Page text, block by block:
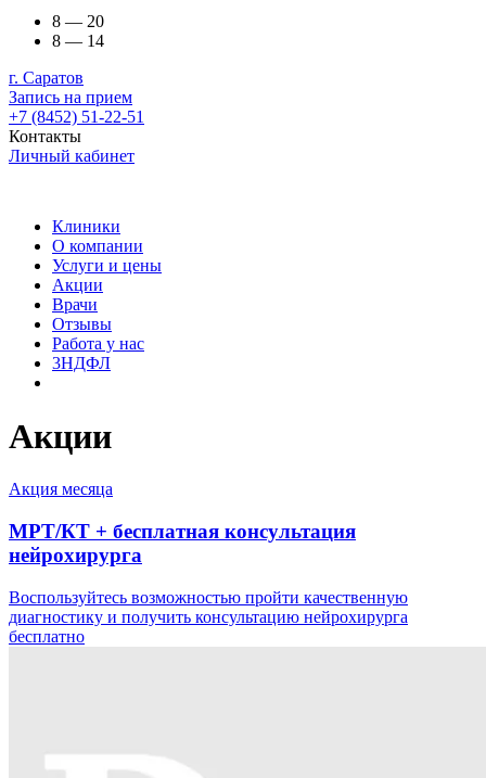
8 — 20
8 — 14
г. Саратов
Запись на прием
+7 (8452) 51-22-51
Контакты
Личный кабинет
Клиники
О компании
Услуги и цены
Акции
Врачи
Отзывы
Работа у нас
3НДФЛ
Акции
Акция месяца
МРТ/КТ + бесплатная консультация
нейрохирурга
Воспользуйтесь возможностью пройти качественную
диагностику и получить консультацию нейрохирурга
бесплатно